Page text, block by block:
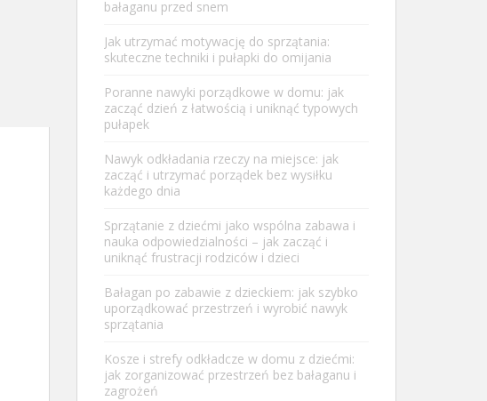
bałaganu przed snem
Jak utrzymać motywację do sprzątania:
skuteczne techniki i pułapki do omijania
Poranne nawyki porządkowe w domu: jak
zacząć dzień z łatwością i uniknąć typowych
pułapek
Nawyk odkładania rzeczy na miejsce: jak
zacząć i utrzymać porządek bez wysiłku
każdego dnia
Sprzątanie z dziećmi jako wspólna zabawa i
nauka odpowiedzialności – jak zacząć i
uniknąć frustracji rodziców i dzieci
Bałagan po zabawie z dzieckiem: jak szybko
uporządkować przestrzeń i wyrobić nawyk
sprzątania
Kosze i strefy odkładcze w domu z dziećmi:
jak zorganizować przestrzeń bez bałaganu i
zagrożeń